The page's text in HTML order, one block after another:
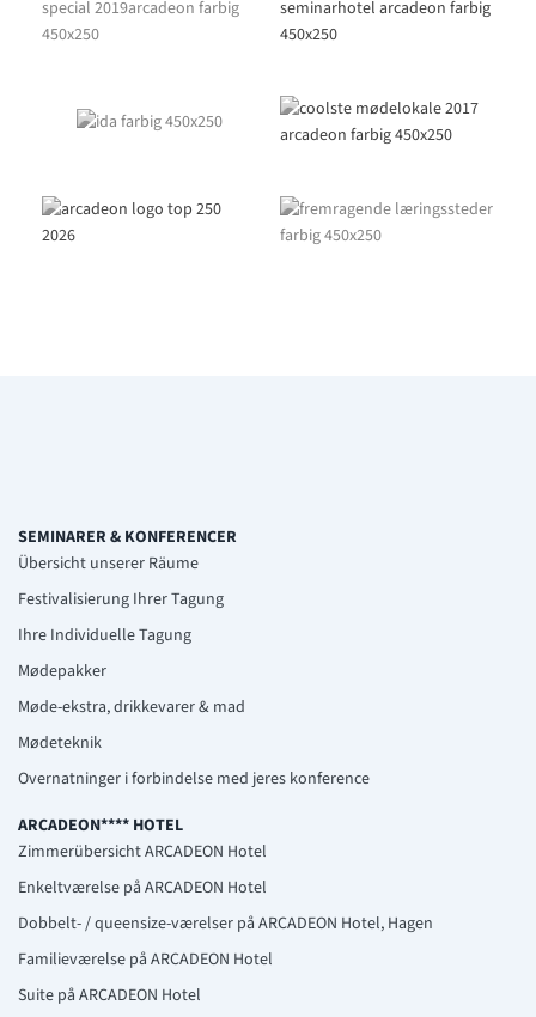
SEMINARER & KONFERENCER
Übersicht unserer Räume
Festivalisierung Ihrer Tagung
Ihre Individuelle Tagung
Mødepakker
Møde-ekstra, drikkevarer & mad
Mødeteknik
Overnatninger i forbindelse med jeres konference
ARCADEON**** HOTEL
Zimmerübersicht ARCADEON Hotel
Enkeltværelse på ARCADEON Hotel
Dobbelt- / queensize-værelser på ARCADEON Hotel, Hagen
Familieværelse på ARCADEON Hotel
Suite på ARCADEON Hotel